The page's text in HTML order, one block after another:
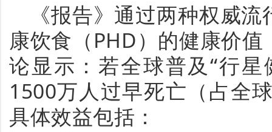
《报告》 通过两种权威流
康饮食（PHD） 的健康价值
论显示 ：若全球普及“行星
1500万人过早死亡（占全
具体效益包括：